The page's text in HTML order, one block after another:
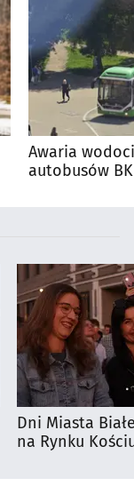
Awaria
autobusów
Dni Miasta
na Rynku